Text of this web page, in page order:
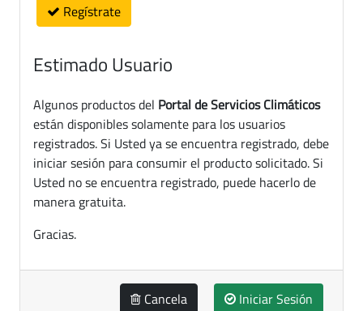
Regístrate
Estimado Usuario
Algunos productos del Portal de Servicios Climáticos
están disponibles solamente para los usuarios
registrados. Si Usted ya se encuentra registrado, debe
iniciar sesión para consumir el producto solicitado. Si
Usted no se encuentra registrado, puede hacerlo de
manera gratuita.
Gracias.
Cancela Iniciar Sesión